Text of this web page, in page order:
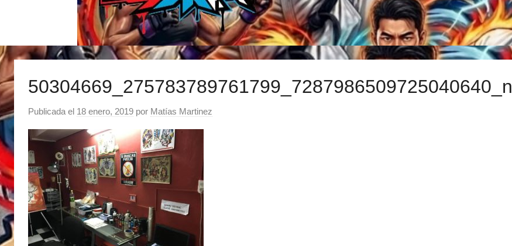
50304669_275783789761799_7287986509725040640_n
Publicada el 18 enero, 2019 por Matías Martinez